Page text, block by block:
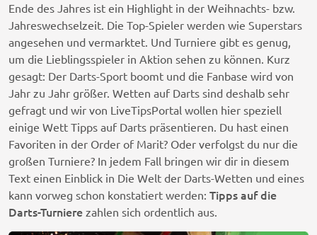
Ende des Jahres ist ein Highlight in der Weihnachts- bzw.
Jahreswechselzeit. Die Top-Spieler werden wie Superstars
angesehen und vermarktet. Und Turniere gibt es genug,
um die Lieblingsspieler in Aktion sehen zu können. Kurz
gesagt: Der Darts-Sport boomt und die Fanbase wird von
Jahr zu Jahr größer. Wetten auf Darts sind deshalb sehr
gefragt und wir von LiveTipsPortal wollen hier speziell
einige Wett Tipps auf Darts präsentieren. Du hast einen
Favoriten in der Order of Marit? Oder verfolgst du nur die
großen Turniere? In jedem Fall bringen wir dir in diesem
Text einen Einblick in Die Welt der Darts-Wetten und eines
kann vorweg schon konstatiert werden: Tipps auf die
Darts-Turniere zahlen sich ordentlich aus.